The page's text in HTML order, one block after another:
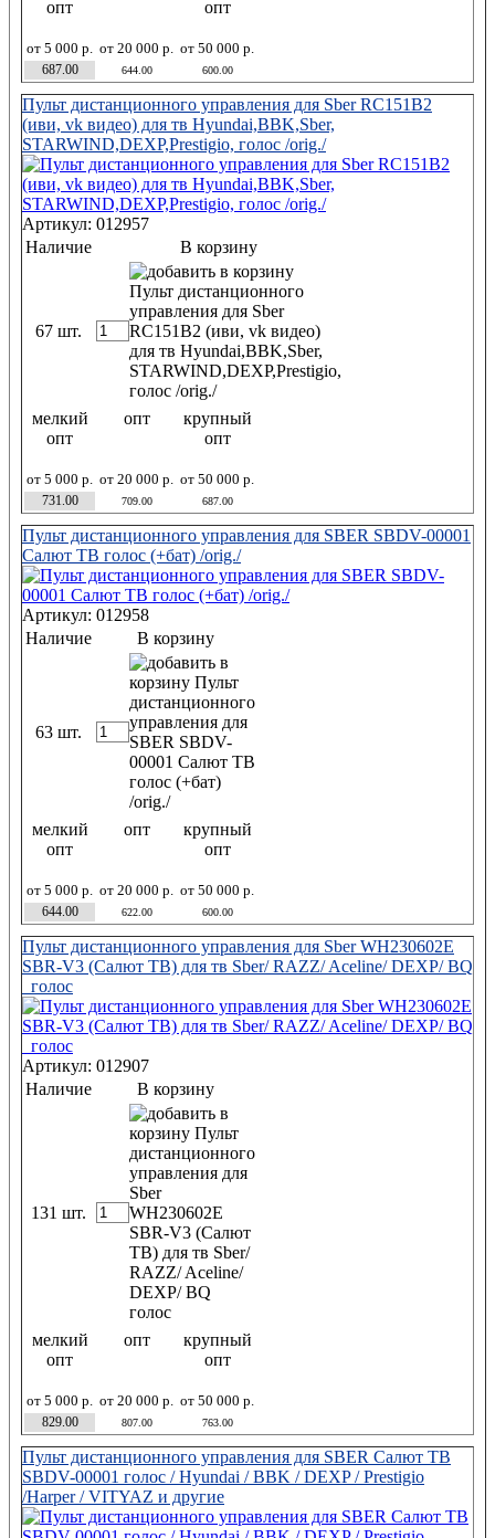
опт
от 5 000 р. от 20 000 р.
опт
от 50 000 р.
687.00
644.00 600.00
Пульт дистанционного управления для Sber RC151B2
(иви, vk видео) для тв Hyundai,BBK,Sber,
STARWIND,DEXP,Prestigio, голос /orig./
Артикул: 012957
Наличие
В корзину
67 шт.
мелкий
опт
от 5 000 р.
опт
от 20 000 р.
крупный
опт
от 50 000 р.
731.00
709.00 687.00
Пульт дистанционного управления для SBER SBDV-00001
Салют ТВ голос (+бат) /orig./
Артикул: 012958
Наличие
В корзину
63 шт.
мелкий
опт
от 5 000 р.
опт
от 20 000 р.
крупный
опт
от 50 000 р.
644.00
622.00 600.00
Пульт дистанционного управления для Sber WH230602E
SBR-V3 (Салют ТВ) для тв Sber/ RAZZ/ Aceline/ DEXP/ BQ
голос
Артикул: 012907
Наличие
В корзину
131 шт.
мелкий
опт
от 5 000 р.
опт
от 20 000 р.
крупный
опт
от 50 000 р.
829.00
807.00 763.00
Пульт дистанционного управления для SBER Салют ТВ
SBDV-00001 голос / Hyundai / BBK / DEXP / Prestigio
/Harper / VITYAZ и другие